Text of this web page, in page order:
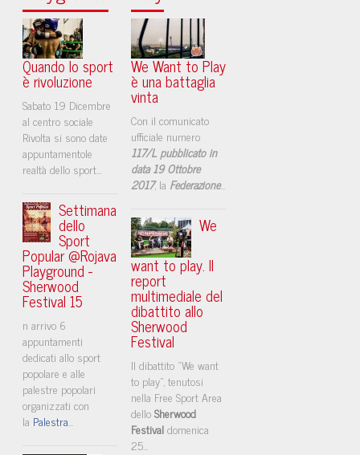
Quando lo sport
è rivoluzione
Sabato 19 Dicembre
al centro sociale
Rivolta si sono date
appuntamentole
realtà dello sport...
Settimana
dello
Sport
Popular @Rojava
Playground -
Sherwood
Festival 15
n arrivo 6
appuntamenti
dedicati allo sport
popolare e alle
palestre popolari
organizzati con
la Palestra...
We Want to Play
è una battaglia
vinta
Con il comunicato
ufficiale numero
117/L pubblicato in
data 19 Ottobre
2017, la Federazione...
We
want to play. Il
report
multimediale del
dibattito allo
Sherwood
Festival
Il dibattito “We want
to play”, tenutosi
nella Free Sport Area
delloSherwood
Festivaldomenica
25...